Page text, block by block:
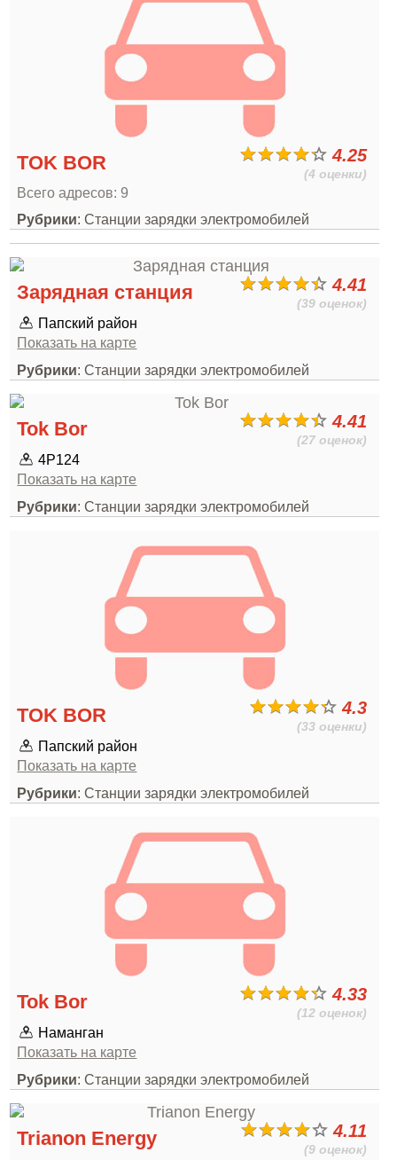
4.25
(4 оценки)
TOK BOR
Всего адресов: 9
Рубрики: Станции зарядки электромобилей
4.41
(39 оценок)
Зарядная станция
Папский район
Показать на карте
Рубрики: Станции зарядки электромобилей
4.41
(27 оценок)
Tok Bor
4Р124
Показать на карте
Рубрики: Станции зарядки электромобилей
4.3
(33 оценки)
TOK BOR
Папский район
Показать на карте
Рубрики: Станции зарядки электромобилей
4.33
(12 оценок)
Tok Bor
Наманган
Показать на карте
Рубрики: Станции зарядки электромобилей
4.11
(9 оценок)
Trianon Energy